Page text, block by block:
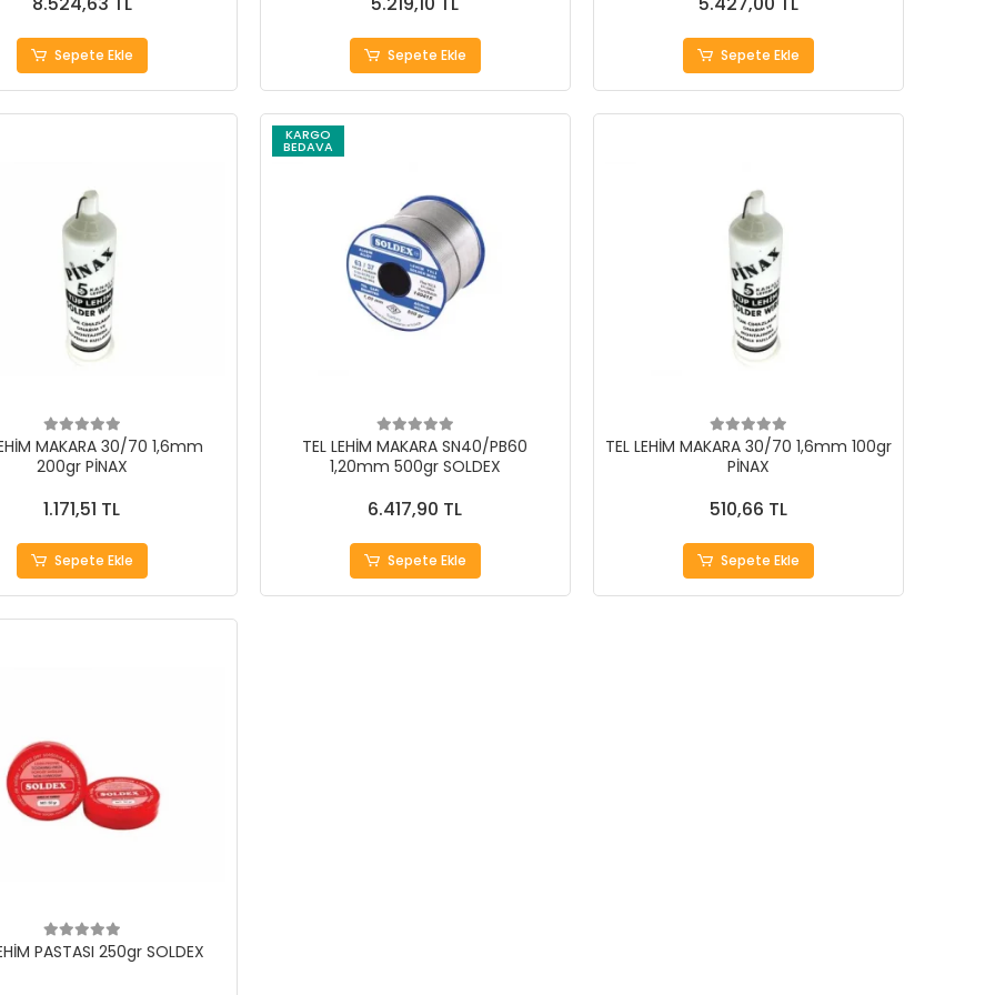
Sepete Ekle Sepete Ekle Sepete Ekle
MAKARA 30/70 1,6mm
200gr PİNAX
1.171,51 TL
Sepete Ekle
KARGO
BEDAVA
TEL LEHİM MAKARA SN40/PB60
1,20mm 500gr SOLDEX
6.417,90 TL
Sepete Ekle
TEL LEHİM MAKARA 30/70 1,6mm 100gr
PİNAX
510,66 TL
Sepete Ekle
PASTASI 250gr SOLDEX